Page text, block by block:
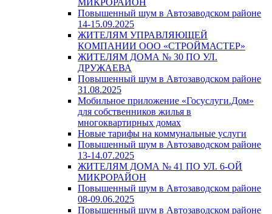
МИКРОРАЙОН
Повышенный шум в Автозаводском районе
14-15.09.2025
ЖИТЕЛЯМ УПРАВЛЯЮЩЕЙ
КОМПАНИИ ООО «СТРОЙМАСТЕР»
ЖИТЕЛЯМ ДОМА № 30 ПО УЛ.
ДРУЖАЕВА
Повышенный шум в Автозаводском районе
31.08.2025
Мобильное приложение «Госуслуги.Дом»
для собственников жилья в
многоквартирных домах
Новые тарифы на коммунальные услуги
Повышенный шум в Автозаводском районе
13-14.07.2025
ЖИТЕЛЯМ ДОМА № 41 ПО УЛ. 6-ОЙ
МИКРОРАЙОН
Повышенный шум в Автозаводском районе
08-09.06.2025
Повышенный шум в Автозаводском районе